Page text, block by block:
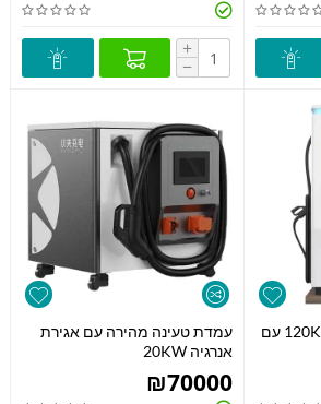
+
−
עמדת טעינה מהירה 120KW עם
עמדת טעינה מהירה עם אגירת
אנרגיה 20KW
₪70000